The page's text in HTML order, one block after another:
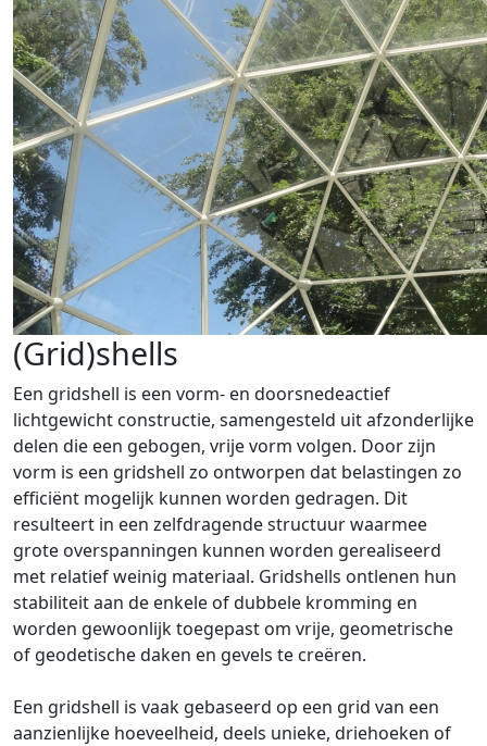
(Grid)shells
Een gridshell is een vorm- en doorsnedeactief
lichtgewicht constructie, samengesteld uit afzonderlijke
delen die een gebogen, vrije vorm volgen. Door zijn
vorm is een gridshell zo ontworpen dat belastingen zo
efficiënt mogelijk kunnen worden gedragen. Dit
resulteert in een zelfdragende structuur waarmee
grote overspanningen kunnen worden gerealiseerd
met relatief weinig materiaal. Gridshells ontlenen hun
stabiliteit aan de enkele of dubbele kromming en
worden gewoonlijk toegepast om vrije, geometrische
of geodetische daken en gevels te creëren.
Een gridshell is vaak gebaseerd op een grid van een
aanzienlijke hoeveelheid, deels unieke, driehoeken of